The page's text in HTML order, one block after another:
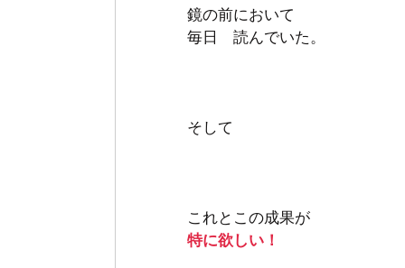
鏡の前において
毎日　読んでいた。
そして
これとこの成果が
特に欲しい！